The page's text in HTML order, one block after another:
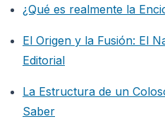
¿Qué es realmente la
El Origen y la Fusión: El
Editorial
La Estructura de un
Saber